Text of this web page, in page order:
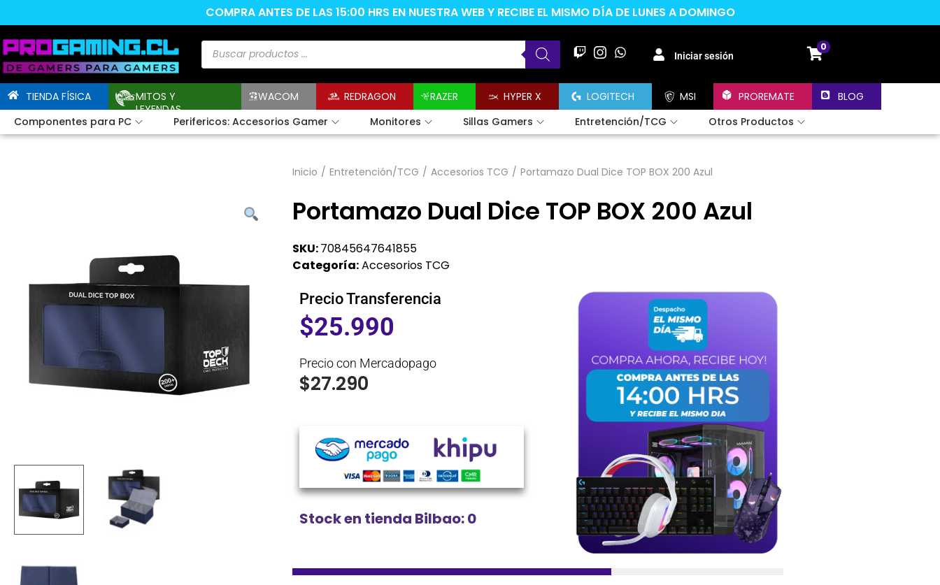
COMPRA ANTES DE LAS 15:00 HRS EN NUESTRA WEB Y RECIBE EL MISMO DÍA DE LUNES A DOMINGO
Iniciar sesión
0
TIENDA FÍSICA
MITOS Y
LEYENDAS
WACOM REDRAGON RAZER HYPER X LOGITECH MSI PROREMATE
BLOG
Componentes para PC
Perifericos: Accesorios Gamer Monitores Sillas Gamers Entretención/TCG Otros Productos
Inicio / Entretención/TCG / Accesorios TCG / Portamazo Dual Dice TOP BOX 200 Azul
Portamazo Dual Dice TOP BOX 200 Azul
SKU:70845647641855
Categoría:Accesorios TCG
Precio Transferencia
$25.990
Precio con Mercadopago
$27.290
Stock en tienda Bilbao: 0